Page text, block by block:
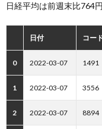
日経平均は前週末比764
日付 コー
0 2022-03-07 1491
1 2022-03-07 3556
2 2022-03-07 8894